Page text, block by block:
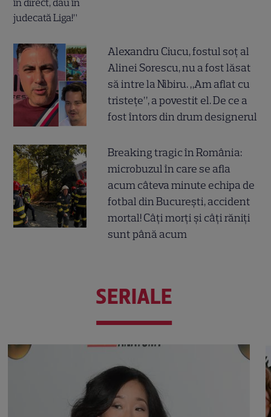
Alexandru Ciucu, fostul soț al
Alinei Sorescu, nu a fost lăsat
să intre la Nibiru. „Am aflat cu
tristețe”, a povestit el. De ce a
fost întors din drum designerul
Breaking tragic în România:
microbuzul în care se afla
acum câteva minute echipa de
fotbal din București, accident
mortal! Câți morți și câți răniți
sunt până acum
SERIALE